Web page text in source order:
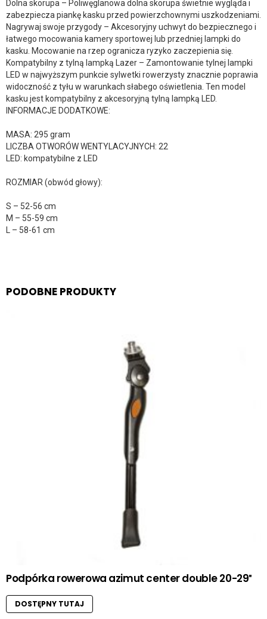
Dolna skorupa – Poliwęglanowa dolna skorupa świetnie wygląda i
zabezpiecza piankę kasku przed powierzchownymi uszkodzeniami.
Nagrywaj swoje przygody – Akcesoryjny uchwyt do bezpiecznego i
łatwego mocowania kamery sportowej lub przedniej lampki do
kasku. Mocowanie na rzep ogranicza ryzyko zaczepienia się.
Kompatybilny z tylną lampką Lazer – Zamontowanie tylnej lampki
LED w najwyższym punkcie sylwetki rowerzysty znacznie poprawia
widoczność z tyłu w warunkach słabego oświetlenia. Ten model
kasku jest kompatybilny z akcesoryjną tylną lampką LED.
INFORMACJE DODATKOWE:
MASA: 295 gram
LICZBA OTWORÓW WENTYLACYJNYCH: 22
LED: kompatybilne z LED
ROZMIAR (obwód głowy):
S – 52-56 cm
M – 55-59 cm
L – 58-61 cm
PODOBNE PRODUKTY
Podpórka rowerowa azimut center double 20-29″
DOSTĘPNY TUTAJ